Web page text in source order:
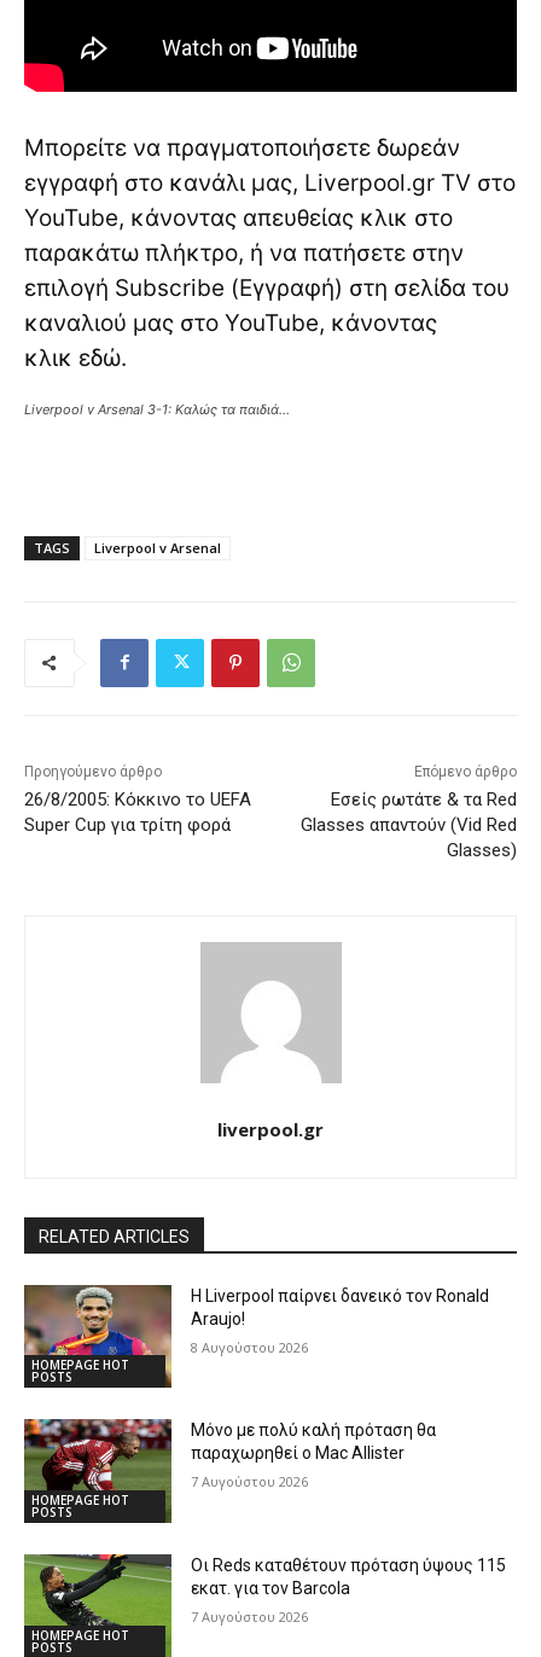
Μπορείτε να πραγματοποιήσετε δωρεάν
εγγραφή στο κανάλι μας, Liverpool.gr TV στο
YouTube, κάνοντας απευθείας κλικ στο
παρακάτω πλήκτρο, ή να πατήσετε στην
επιλογή Subscribe (Εγγραφή) στη σελίδα του
καναλιού μας στο YouTube, κάνοντας
κλικ εδώ.
Liverpool v Arsenal 3-1: Καλώς τα παιδιά…
TAGS Liverpool v Arsenal
Προηγούμενο άρθρο
26/8/2005: Κόκκινο το UEFA
Super Cup για τρίτη φορά
Επόμενο άρθρο
Εσείς ρωτάτε & τα Red
Glasses απαντούν (Vid Red
Glasses)
liverpool.gr
RELATED ARTICLES
HOMEPAGE HOT
POSTS
Η Liverpool παίρνει δανεικό τον Ronald
Araujo!
8 Αυγούστου 2026
HOMEPAGE HOT
POSTS
Μόνο με πολύ καλή πρόταση θα
παραχωρηθεί ο Mac Allister
7 Αυγούστου 2026
HOMEPAGE HOT
POSTS
Οι Reds καταθέτουν πρόταση ύψους 115
εκατ. για τον Barcola
7 Αυγούστου 2026